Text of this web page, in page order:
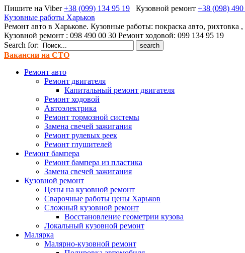
Пишите на Viber+38 (099) 134 95 19 Кузовной ремонт +38 (098)
Кузовные работы Харьков
Ремонт авто в Харькове. Кузовные работы: покраска авто, рихтовка
Кузовной ремонт : 098 490 00 30 Ремонт ходовой: 099 134 95 19
Search for:
Вакансии на СТО
Ремонт авто
Ремонт двигателя
Капитальный ремонт двигателя
Ремонт ходовой
Автоэлектрика
Ремонт тормозной системы
Замена свечей зажигания
Ремонт рулевых реек
Ремонт глушителей
Ремонт бампера
Ремонт бампера из пластика
Замена свечей зажигания
Кузовной ремонт
Цены на кузовной ремонт
Сварочные работы цены Харьков
Сложный кузовной ремонт
Восстановление геометрии кузова
Локальный кузовной ремонт
Малярка
Малярно-кузовной ремонт